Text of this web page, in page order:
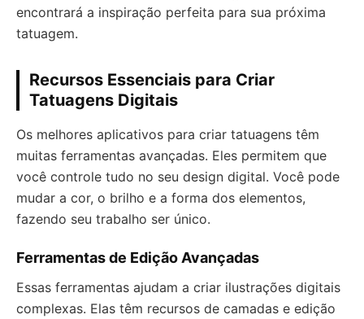
encontrará a inspiração perfeita para sua próxima
tatuagem.
Recursos Essenciais para Criar
Tatuagens Digitais
Os melhores aplicativos para criar tatuagens têm
muitas ferramentas avançadas. Eles permitem que
você controle tudo no seu design digital. Você pode
mudar a cor, o brilho e a forma dos elementos,
fazendo seu trabalho ser único.
Ferramentas de Edição Avançadas
Essas ferramentas ajudam a criar ilustrações digitais
complexas. Elas têm recursos de camadas e edição